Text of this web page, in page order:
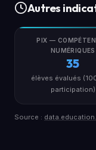
Autres
PIX —
NUMÉRIQUES
35
élèves évalués
participation)
Source :